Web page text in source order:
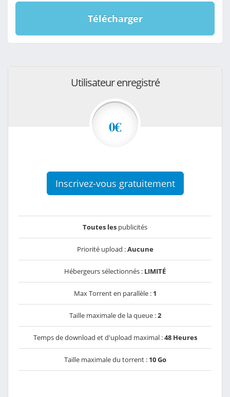
Télécharger
Utilisateur enregistré
0€
Inscrivez-vous gratuitement
Toutes les publicités
Priorité upload :Aucune
Hébergeurs sélectionnés : LIMITÉ
Max Torrent en parallèle : 1
Taille maximale de la queue :2
Temps de download et d'upload maximal :48 Heures
Taille maximale du torrent : 10 Go